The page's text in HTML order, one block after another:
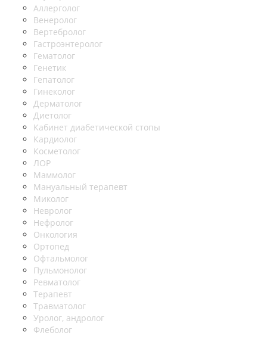
Аллерголог
Венеролог
Вертебролог
Гастроэнтеролог
Гематолог
Генетик
Гепатолог
Гинеколог
Дерматолог
Диетолог
Кабинет диабетической стопы
Кардиолог
Косметолог
ЛОР
Маммолог
Мануальный терапевт
Миколог
Невролог
Нефролог
Онкология
Ортопед
Офтальмолог
Пульмонолог
Ревматолог
Терапевт
Травматолог
Уролог, андролог
Флеболог